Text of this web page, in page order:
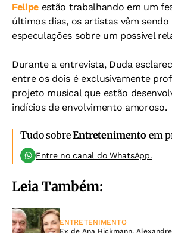
Felipe estão trabalhando em um
últimos dias, os artistas vêm sendo
especulações sobre um possível
Durante a entrevista, Duda
entre os dois é exclusivamente
projeto musical que estão
indícios de envolvimento amoroso.
Tudo sobreEntretenimento em
Entre no canal do WhatsApp.
Leia Também:
ENTRETENIMENTO
Ex de Ana Hickmann,